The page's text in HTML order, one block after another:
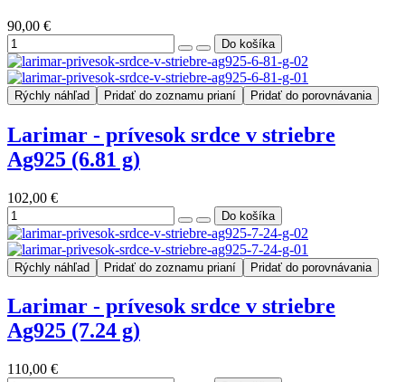
90,00 €
Rýchly náhľad Pridať do zoznamu prianí Pridať do porovnávania
Larimar - prívesok srdce v striebre
Ag925 (6.81 g)
102,00 €
Rýchly náhľad Pridať do zoznamu prianí Pridať do porovnávania
Larimar - prívesok srdce v striebre
Ag925 (7.24 g)
110,00 €